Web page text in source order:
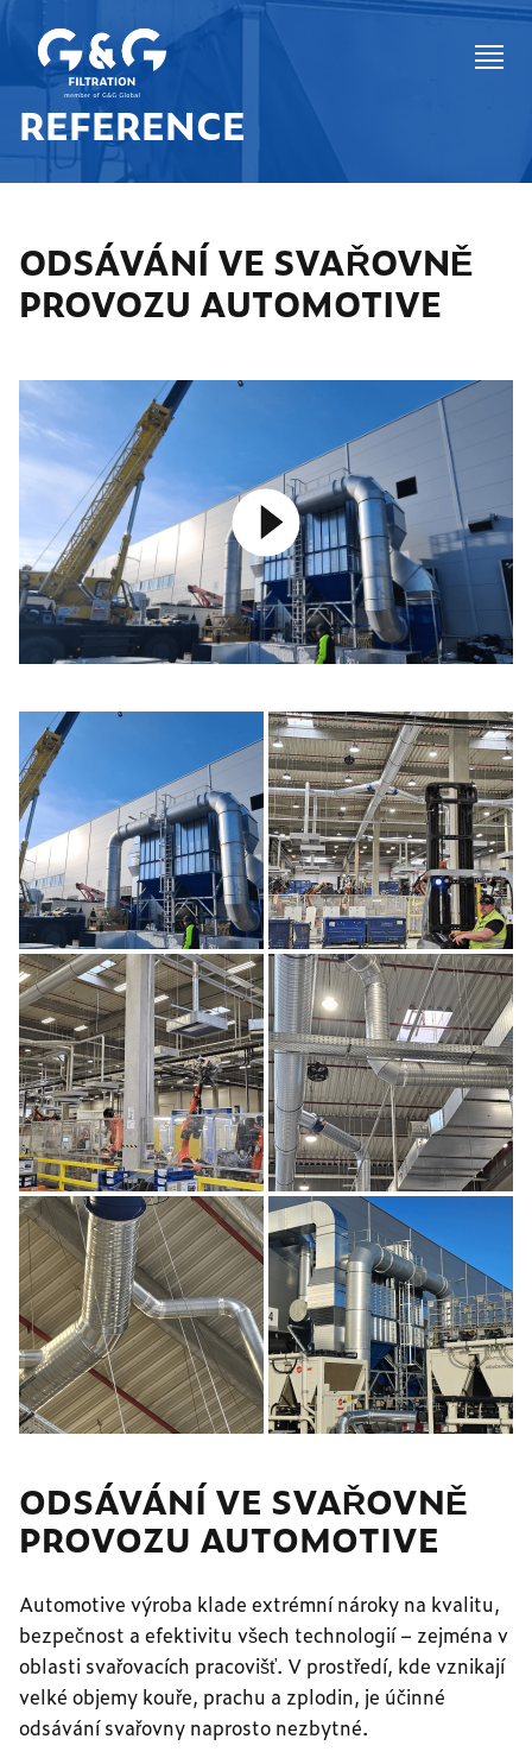
REFERENCE
ODSÁVÁNÍ VE SVAŘOVNĚ
PROVOZU AUTOMOTIVE
ODSÁVÁNÍ VE SVAŘOVNĚ
PROVOZU AUTOMOTIVE
Automotive výroba klade extrémní nároky na kvalitu,
bezpečnost a efektivitu všech technologií – zejména v
oblasti svařovacích pracovišť. V prostředí, kde vznikají
velké objemy kouře, prachu a zplodin, je účinné
odsávání svařovny naprosto nezbytné.